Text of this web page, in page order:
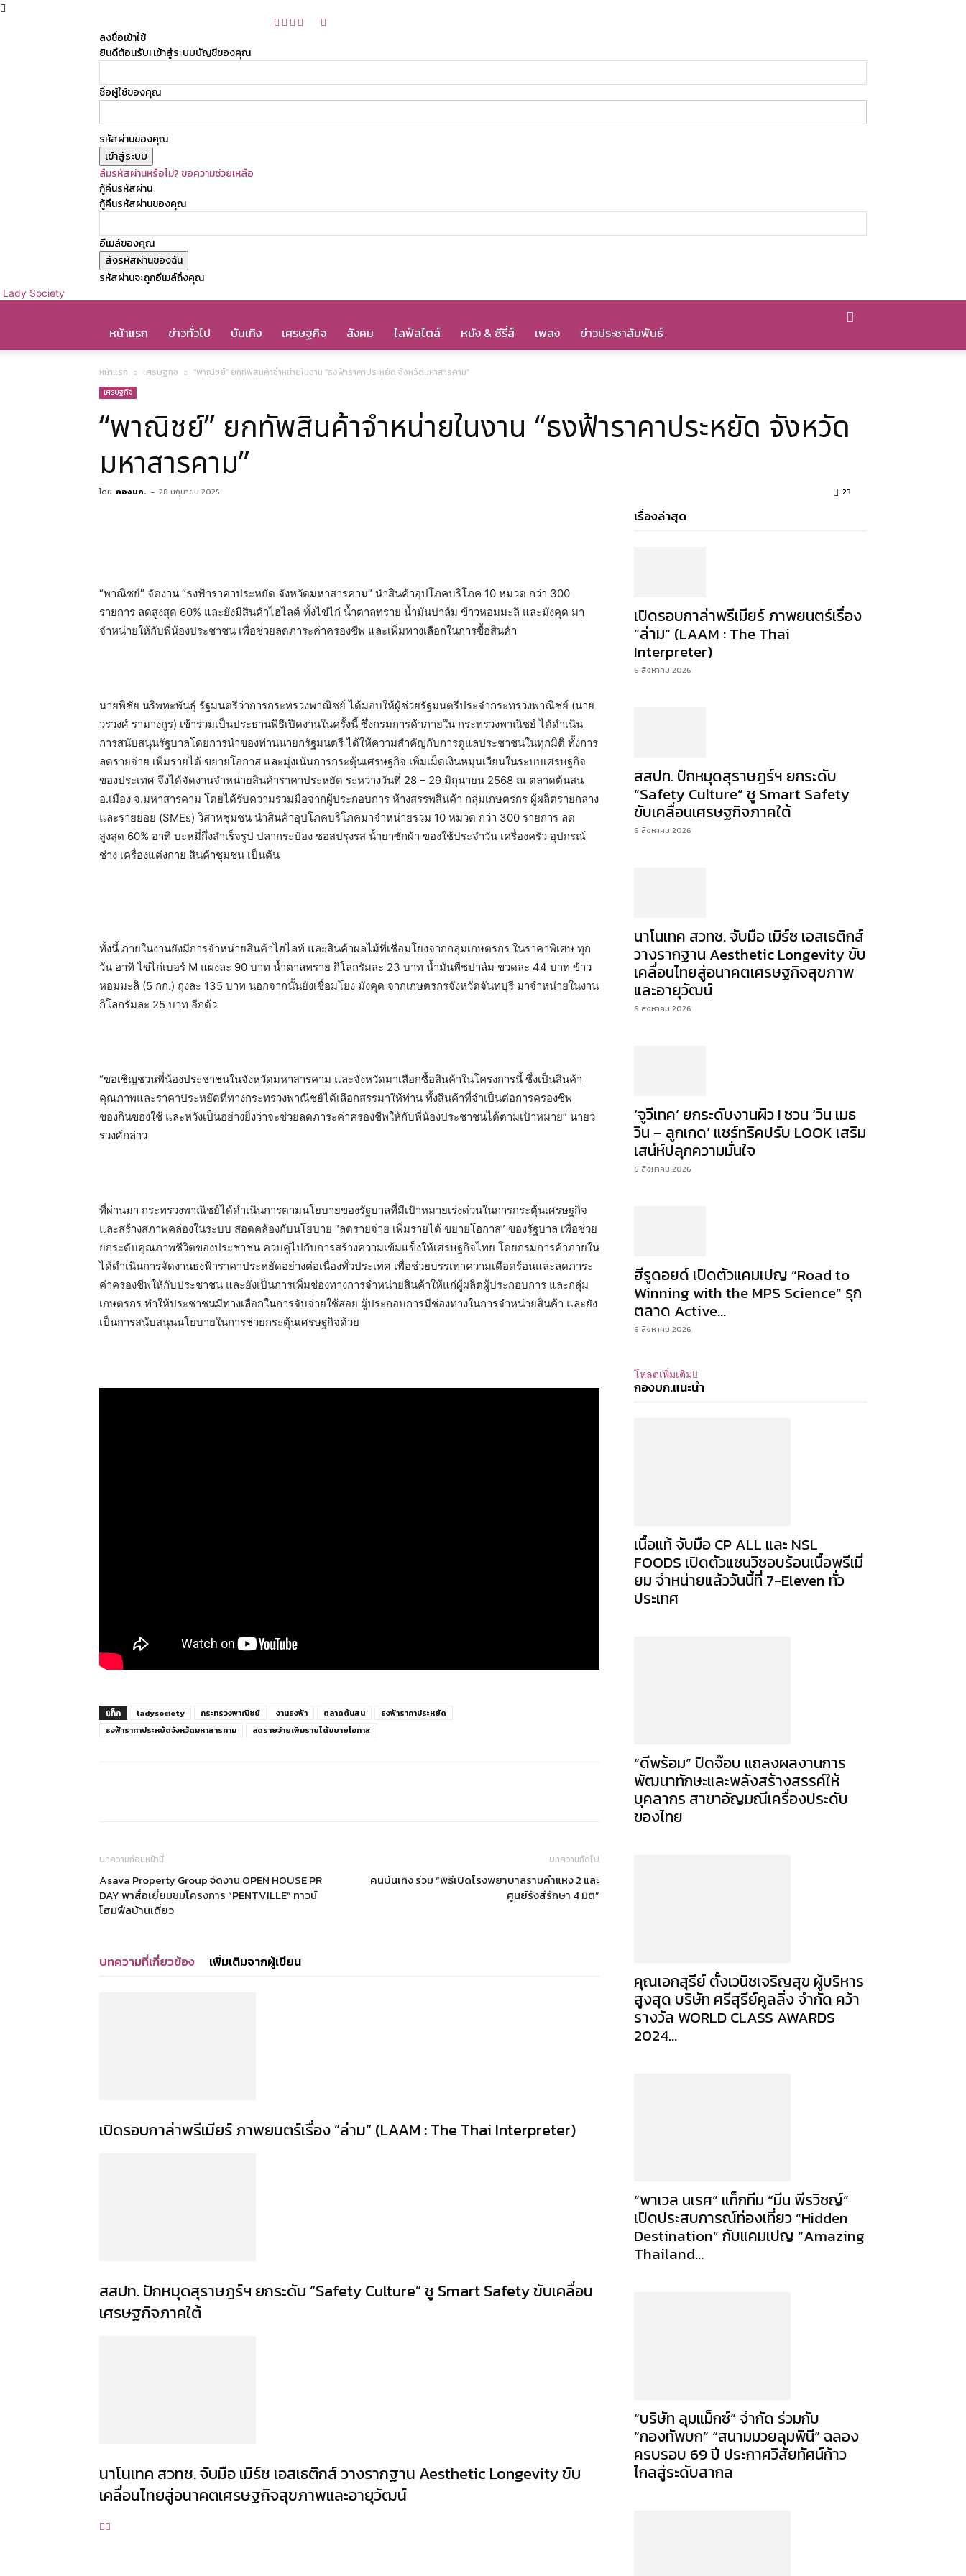
ลงชื่อเข้าใช้
ยินดีต้อนรับ! เข้าสู่ระบบบัญชีของคุณ
ชื่อผู้ใช้ของคุณ
รหัสผ่านของคุณ
ลืมรหัสผ่านหรือไม่? ขอความช่วยเหลือ
กู้คืนรหัสผ่าน
กู้คืนรหัสผ่านของคุณ
อีเมล์ของคุณ
รหัสผ่านจะถูกอีเมล์ถึงคุณ
Lady Society
หน้าแรก ข่าวทั่วไป บันเทิง เศรษฐกิจ สังคม ไลฟ์สไตล์ หนัง & ซีรี่ส์ เพลง ข่าวประชาสัมพันธ์
หน้าแรก เศรษฐกิจ “พาณิชย์” ยกทัพสินค้าจำหน่ายในงาน “ธงฟ้าราคาประหยัด จังหวัดมหาสารคาม”
เศรษฐกิจ
“พาณิชย์” ยกทัพสินค้าจำหน่ายในงาน “ธงฟ้าราคาประหยัด จังหวัด
มหาสารคาม”
โดย กองบก. - 28 มิถุนายน 2025 23
“พาณิชย์” จัดงาน “ธงฟ้าราคาประหยัด จังหวัดมหาสารคาม” นำสินค้าอุปโภคบริโภค 10 หมวด กว่า 300
รายการ ลดสูงสุด 60% และยังมีสินค้าไฮไลต์ ทั้งไข่ไก่ น้ำตาลทราย น้ำมันปาล์ม ข้าวหอมมะลิ และมังคุด มา
จำหน่ายให้กับพี่น้องประชาชน เพื่อช่วยลดภาระค่าครองชีพ และเพิ่มทางเลือกในการซื้อสินค้า
นายพิชัย นริพทะพันธุ์ รัฐมนตรีว่าการกระทรวงพาณิชย์ ได้มอบให้ผู้ช่วยรัฐมนตรีประจำกระทรวงพาณิชย์ (นาย
วรวงศ์ รามางกูร) เข้าร่วมเป็นประธานพิธีเปิดงานในครั้งนี้ ซึ่งกรมการค้าภายใน กระทรวงพาณิชย์ ได้ดำเนิน
การสนับสนุนรัฐบาลโดยการนำของท่านนายกรัฐมนตรี ได้ให้ความสำคัญกับการดูแลประชาชนในทุกมิติ ทั้งการ
ลดรายจ่าย เพิ่มรายได้ ขยายโอกาส และมุ่งเน้นการกระตุ้นเศรษฐกิจ เพิ่มเม็ดเงินหมุนเวียนในระบบเศรษฐกิจ
ของประเทศ จึงได้จัดงานจำหน่ายสินค้าราคาประหยัด ระหว่างวันที่ 28 – 29 มิถุนายน 2568 ณ ตลาดต้นสน
อ.เมือง จ.มหาสารคาม โดยได้รับความร่วมมือจากผู้ประกอบการ ห้างสรรพสินค้า กลุ่มเกษตรกร ผู้ผลิตรายกลาง
และรายย่อย (SMEs) วิสาหชุมชน นำสินค้าอุปโภคบริโภคมาจำหน่ายรวม 10 หมวด กว่า 300 รายการ ลด
สูงสุด 60% อาทิ บะหมี่กึ่งสำเร็จรูป ปลากระป๋อง ซอสปรุงรส น้ำยาซักผ้า ของใช้ประจำวัน เครื่องครัว อุปกรณ์
ช่าง เครื่องแต่งกาย สินค้าชุมชน เป็นต้น
ทั้งนี้ ภายในงานยังมีการจำหน่ายสินค้าไฮไลท์ และสินค้าผลไม้ที่เชื่อมโยงจากกลุ่มเกษตรกร ในราคาพิเศษ ทุก
วัน อาทิ ไข่ไก่เบอร์ M แผงละ 90 บาท น้ำตาลทราย กิโลกรัมละ 23 บาท น้ำมันพืชปาล์ม ขวดละ 44 บาท ข้าว
หอมมะลิ (5 กก.) ถุงละ 135 บาท นอกจากนั้นยังเชื่อมโยง มังคุด จากเกษตรกรจังหวัดจันทบุรี มาจำหน่ายในงาน
กิโลกรัมละ 25 บาท อีกด้ว
“ขอเชิญชวนพี่น้องประชาชนในจังหวัดมหาสารคาม และจังหวัดมาเลือกซื้อสินค้าในโครงการนี้ ซึ่งเป็นสินค้า
คุณภาพและราคาประหยัดที่ทางกระทรวงพาณิชย์ได้เลือกสรรมาให้ท่าน ทั้งสินค้าที่จำเป็นต่อการครองชีพ
ของกินของใช้ และหวังเป็นอย่างยิ่งว่าจะช่วยลดภาระค่าครองชีพให้กับพี่น้องประชาชนได้ตามเป้าหมาย” นายว
รวงศ์กล่าว
ที่ผ่านมา กระทรวงพาณิชย์ได้ดำเนินการตามนโยบายของรัฐบาลที่มีเป้าหมายเร่งด่วนในการกระตุ้นเศรษฐกิจ
และสร้างสภาพคล่องในระบบ สอดคล้องกับนโยบาย “ลดรายจ่าย เพิ่มรายได้ ขยายโอกาส” ของรัฐบาล เพื่อช่วย
ยกระดับคุณภาพชีวิตของประชาชน ควบคู่ไปกับการสร้างความเข้มแข็งให้เศรษฐกิจไทย โดยกรมการค้าภายใน
ได้ดำเนินการจัดงานธงฟ้าราคาประหยัดอย่างต่อเนื่องทั่วประเทศ เพื่อช่วยบรรเทาความเดือดร้อนและลดภาระ
ค่าครองชีพให้กับประชาชน และยังเป็นการเพิ่มช่องทางการจำหน่ายสินค้าให้แก่ผู้ผลิตผู้ประกอบการ และกลุ่ม
เกษตรกร ทำให้ประชาชนมีทางเลือกในการจับจ่ายใช้สอย ผู้ประกอบการมีช่องทางในการจำหน่ายสินค้า และยัง
เป็นการสนับสนุนนโยบายในการช่วยกระตุ้นเศรษฐกิจด้วย
แท็ก ladysociety กระทรวงพาณิชย์ งานธงฟ้า ตลาดต้นสน
ธงฟ้าราคาประหยัด
ธงฟ้าราคาประหยัดจังหวัดมหาสารคาม
ลดรายจ่ายเพิ่มรายได้ขยายโอกาส
บทความก่อนหน้านี้
Asava Property Group จัดงาน OPEN HOUSE PR
DAY พาสื่อเยี่ยมชมโครงการ “PENTVILLE” ทาวน์
โฮมฟีลบ้านเดี่ยว
บทความถัดไป
คนบันเทิง ร่วม “พิธีเปิดโรงพยาบาลรามคำแหง 2 และ
ศูนย์รังสีรักษา 4 มิติ”
บทความที่เกี่ยวข้อง เพิ่มเติมจากผู้เขียน
เปิดรอบกาล่าพรีเมียร์ ภาพยนตร์เรื่อง ”ล่าม“ (LAAM : The Thai Interpreter)
สสปท. ปักหมุดสุราษฎร์ฯ ยกระดับ “Safety Culture” ชู Smart Safety ขับเคลื่อน
เศรษฐกิจภาคใต้
นาโนเทค สวทช. จับมือ เมิร์ซ เอสเธติกส์ วางรากฐาน Aesthetic Longevity ขับ
เคลื่อนไทยสู่อนาคตเศรษฐกิจสุขภาพและอายุวัฒน์
เรื่องล่าสุด
เปิดรอบกาล่าพรีเมียร์ ภาพยนตร์เรื่อง
”ล่าม“ (LAAM : The Thai
Interpreter)
6 สิงหาคม 2026
สสปท. ปักหมุดสุราษฎร์ฯ ยกระดับ
“Safety Culture” ชู Smart Safety
ขับเคลื่อนเศรษฐกิจภาคใต้
6 สิงหาคม 2026
นาโนเทค สวทช. จับมือ เมิร์ซ เอสเธติกส์
วางรากฐาน Aesthetic Longevity ขับ
เคลื่อนไทยสู่อนาคตเศรษฐกิจสุขภาพ
และอายุวัฒน์
6 สิงหาคม 2026
‘จูวีเทค’ ยกระดับงานผิว ! ชวน ‘วิน เมธ
วิน – ลูกเกด’ แชร์ทริคปรับ LOOK เสริม
เสน่ห์ปลุกความมั่นใจ
6 สิงหาคม 2026
ฮีรูดอยด์ เปิดตัวแคมเปญ “Road to
Winning with the MPS Science” รุก
ตลาด Active...
6 สิงหาคม 2026
โหลดเพิ่มเติม
กองบก.แนะนำ
เนื้อแท้ จับมือ CP ALL และ NSL
FOODS เปิดตัวแซนวิชอบร้อนเนื้อพรีเมี่
ยม จำหน่ายแล้ววันนี้ที่ 7-Eleven ทั่ว
ประเทศ
“ดีพร้อม” ปิดจ๊อบ แถลงผลงานการ
พัฒนาทักษะและพลังสร้างสรรค์ให้
บุคลากร สาขาอัญมณีเครื่องประดับ
ของไทย
คุณเอกสุรีย์ ตั้งเวนิชเจริญสุข ผู้บริหาร
สูงสุด บริษัท ศรีสุรีย์คูลลิ่ง จํากัด คว้า
รางวัล WORLD CLASS AWARDS
2024...
“พาเวล นเรศ” แท็กทีม “มีน พีรวิชญ์”
เปิดประสบการณ์ท่องเที่ยว “Hidden
Destination” กับแคมเปญ “Amazing
Thailand...
“บริษัท ลุมแม็กซ์” จำกัด ร่วมกับ
“กองทัพบก” “สนามมวยลุมพินี” ฉลอง
ครบรอบ 69 ปี ประกาศวิสัยทัศน์ก้าว
ไกลสู่ระดับสากล